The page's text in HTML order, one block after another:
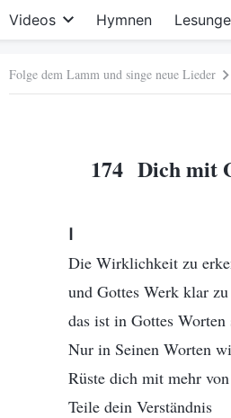
Videos Hymnen
Folge dem Lamm und singe neue Lieder
174 Dich mit
Ⅰ
Die Wirklichkeit zu
und Gottes Werk klar zu
das ist in Gottes Worten
Nur in Seinen Worten
Rüste dich mit mehr
Teile dein Verständnis